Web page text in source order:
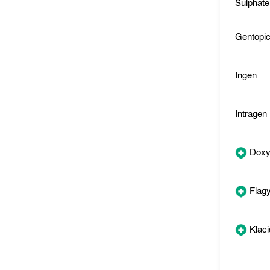
Sulphate
Gentopic
Ingen
Intragen